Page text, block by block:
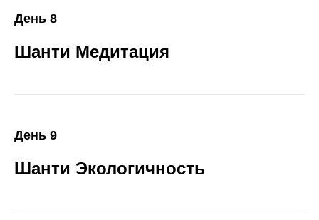
День 8
Шанти Медитация
День 9
Шанти Экологичность